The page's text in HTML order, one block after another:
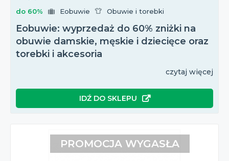
do 60% Eobuwie Obuwie i torebki
Eobuwie: wyprzedaż do 60% zniżki na
obuwie damskie, męskie i dziecięce oraz
torebki i akcesoria
czytaj więcej
IDŹ DO SKLEPU
PROMOCJA WYGASŁA